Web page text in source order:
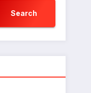
Search